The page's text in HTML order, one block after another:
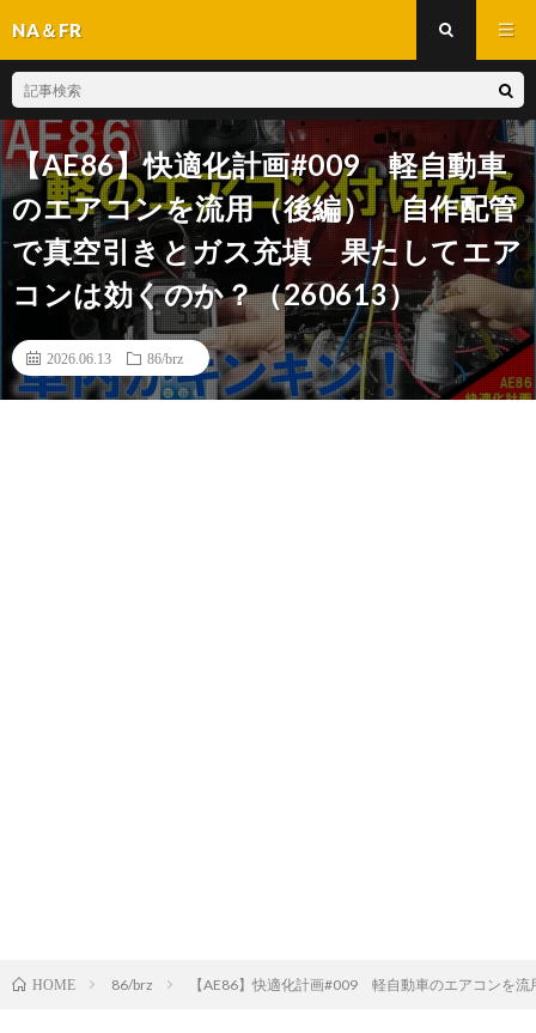
NA＆FR
【AE86】快適化計画#009 軽自動車
のエアコンを流用（後編） 自作配管
で真空引きとガス充填 果たしてエア
コンは効くのか？（260613）
2026.06.13 86/brz
HOME 86/brz 【AE86】快適化計画#009 軽自動車のエアコンを